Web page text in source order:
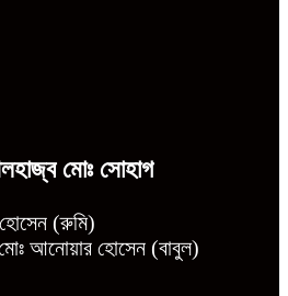
মোঃ সোহাগ
(রুমি)
আনোয়ার হোসেন (বাবুল)